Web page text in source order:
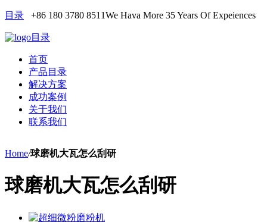
目录 +86 180 3780 8511We Hava More 35 Years Of Expeiences
目录
首页
产品目录
解决方案
成功案例
关于我们
联系我们
Home/球磨机大瓦怎么刮研
球磨机大瓦怎么刮研